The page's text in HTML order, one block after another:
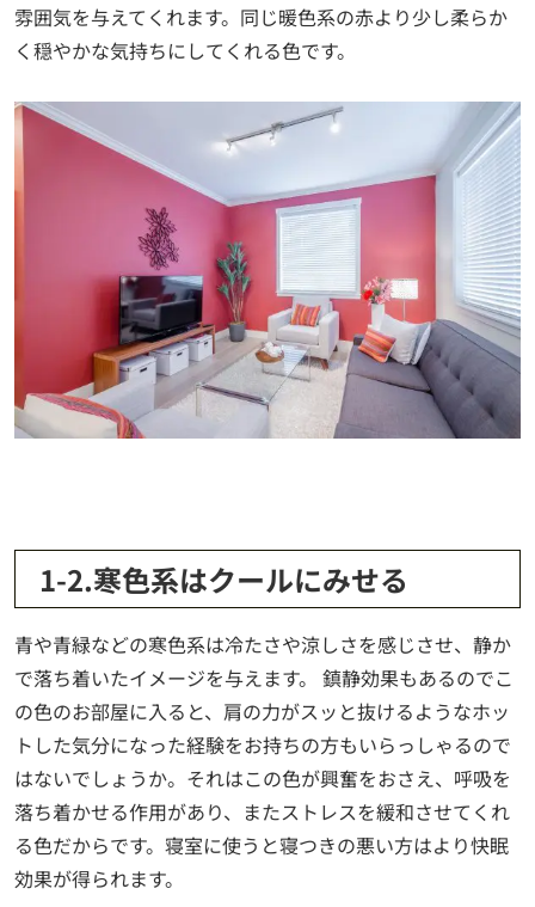
雰囲気を与えてくれます。同じ暖色系の赤より少し柔らか
く穏やかな気持ちにしてくれる色です。
1-2.寒色系はクールにみせる
青や青緑などの寒色系は冷たさや涼しさを感じさせ、静か
で落ち着いたイメージを与えます。 鎮静効果もあるのでこ
の色のお部屋に入ると、肩の力がスッと抜けるようなホッ
トした気分になった経験をお持ちの方もいらっしゃるので
はないでしょうか。それはこの色が興奮をおさえ、呼吸を
落ち着かせる作用があり、またストレスを緩和させてくれ
る色だからです。寝室に使うと寝つきの悪い方はより快眠
効果が得られます。